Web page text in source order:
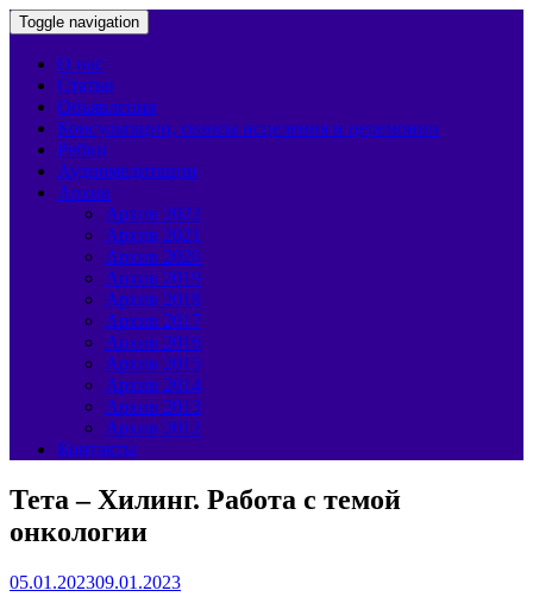
Toggle navigation
О нас
Статьи
Объявления
Консультации, сеансы исцеления и церемонии
Рейки
Аудиомедитации
Архив
Архив 2022
Архив 2021
Архив 2020
Архив 2019
Архив 2018
Архив 2017
Архив 2016
Архив 2015
Архив 2014
Архив 2013
Архив 2012
Контакты
Тета – Хилинг. Работа с темой
онкологии
05.01.202309.01.2023